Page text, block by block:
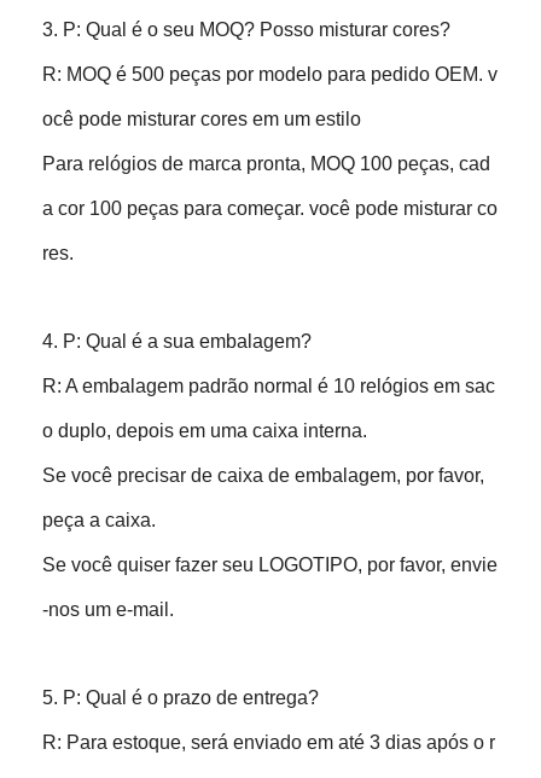
3. P: Qual é o seu MOQ? Posso misturar cores?
R: MOQ é 500 peças por modelo para pedido OEM. v
ocê pode misturar cores em um estilo
Para relógios de marca pronta, MOQ 100 peças, cad
a cor 100 peças para começar. você pode misturar co
res.
4. P: Qual é a sua embalagem?
R: A embalagem padrão normal é 10 relógios em sac
o duplo, depois em uma caixa interna.
Se você precisar de caixa de embalagem, por favor,
peça a caixa.
Se você quiser fazer seu LOGOTIPO, por favor, envie
-nos um e-mail.
5. P: Qual é o prazo de entrega?
R: Para estoque, será enviado em até 3 dias após o r